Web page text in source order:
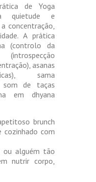
de Yoga
quietude e
concentração,
A prática
(controlo da
asanas
sama
som de taças
em dhyana
brunch
cozinhado com
ou alguém tão
nutrir corpo,